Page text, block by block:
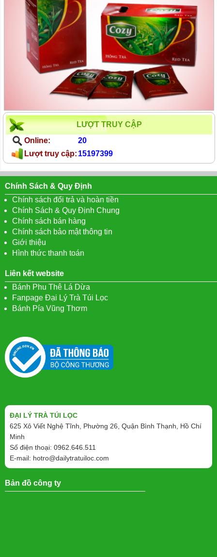
LƯỢT TRUY CẬP
Online:
20
Lượt truy cập: 15197399
Chính Sách & Quy Định
Chính sách đổi trả và hoàn tiền
Chính Sách & Quy Định Chung
Chính sách bán hàng
Chính sách bảo mật thông tin
Giới thiệu
Hình thức thanh toán
Liên kết website
Bánh Phu Thê Lá Dừa
Fanpage Đại Lý Trà Túi Lọc
Bánh Pía Vũng Thơm
ĐẠI LÝ TRÀ TÚI LỌC
625 Xô Viết Nghệ Tĩnh, Phường 26, Quận Bình Thạnh, Hồ Chí
Minh
Số điện thoại: 0962.646.511
E-mail: hotro@dailytratuiloc.com
Bản đồ công ty